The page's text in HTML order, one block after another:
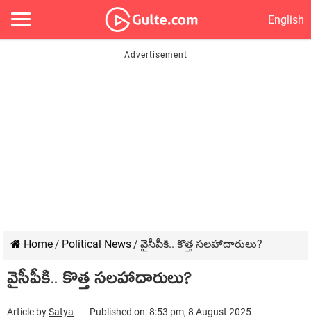
English
Home/ Political News/ వైసీపీకి.. కొత్త స‌ల‌హాదారులు?
వైసీపీకి.. కొత్త స‌ల‌హాదారులు?
Article bySatya Published on: 8:53 pm, 8 August 2025